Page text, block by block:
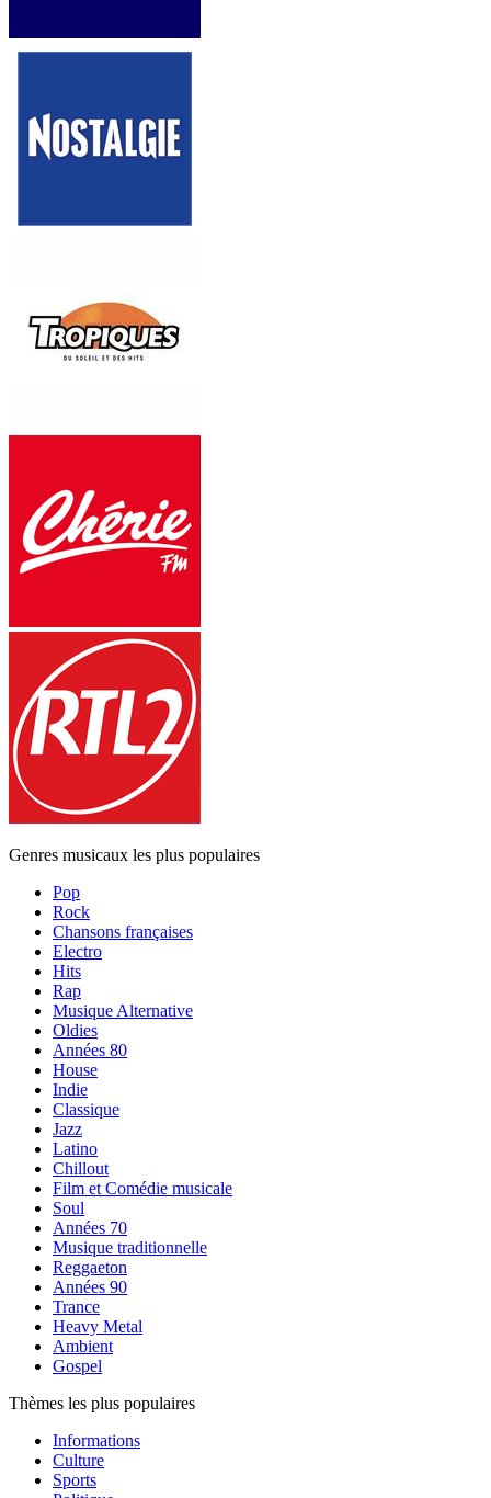
Genres musicaux les plus populaires
Pop
Rock
Chansons françaises
Electro
Hits
Rap
Musique Alternative
Oldies
Années 80
House
Indie
Classique
Jazz
Latino
Chillout
Film et Comédie musicale
Soul
Années 70
Musique traditionnelle
Reggaeton
Années 90
Trance
Heavy Metal
Ambient
Gospel
Thèmes les plus populaires
Informations
Culture
Sports